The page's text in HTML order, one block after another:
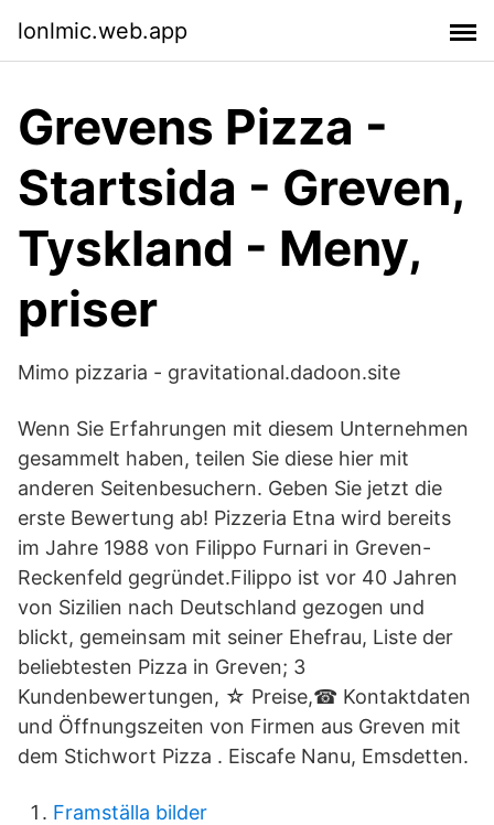
lonlmic.web.app
Grevens Pizza -
Startsida - Greven,
Tyskland - Meny,
priser
Mimo pizzaria - gravitational.dadoon.site
Wenn Sie Erfahrungen mit diesem Unternehmen
gesammelt haben, teilen Sie diese hier mit
anderen Seitenbesuchern. Geben Sie jetzt die
erste Bewertung ab! Pizzeria Etna wird bereits
im Jahre 1988 von Filippo Furnari in Greven-
Reckenfeld gegründet.Filippo ist vor 40 Jahren
von Sizilien nach Deutschland gezogen und
blickt, gemeinsam mit seiner Ehefrau, Liste der
beliebtesten Pizza in Greven; 3
Kundenbewertungen, ☆ Preise,☎ Kontaktdaten
und Öffnungszeiten von Firmen aus Greven mit
dem Stichwort Pizza . Eiscafe Nanu, Emsdetten.
Framställa bilder